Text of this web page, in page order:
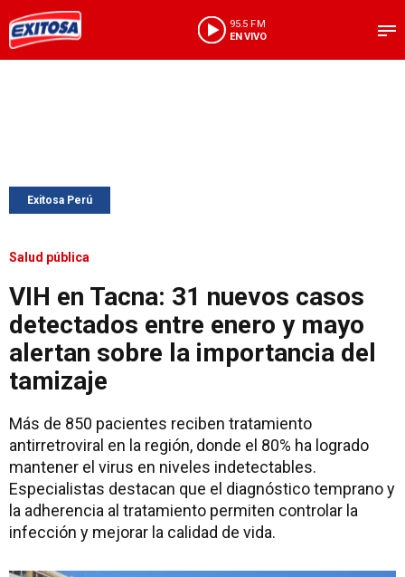
95.5 FM
EN VIVO
Exitosa Perú
Salud pública
VIH en Tacna: 31 nuevos casos
detectados entre enero y mayo
alertan sobre la importancia del
tamizaje
Más de 850 pacientes reciben tratamiento
antirretroviral en la región, donde el 80% ha logrado
mantener el virus en niveles indetectables.
Especialistas destacan que el diagnóstico temprano y
la adherencia al tratamiento permiten controlar la
infección y mejorar la calidad de vida.